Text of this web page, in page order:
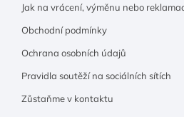
Jak na vrácení, výměnu nebo
Obchodní podmínky
Ochrana osobních údajů
Pravidla soutěží na sociálních sítích
Zůstaňme v kontaktu